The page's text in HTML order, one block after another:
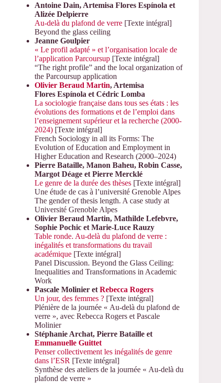
Antoine Dain, Artemisa Flores Espínola et
Alizée Delpierre
Au-delà du plafond de verre [Texte intégral]
Beyond the glass ceiling
Jeanne Goulpier
« Le profil adapté » et l’organisation locale de
l’application Parcoursup [Texte intégral]
“The right profile” and the local organization of
the Parcoursup application
Olivier Beraud Martin, Artemisa
Flores Espínola et Cédric Lomba
La sociologie française dans tous ses états : les
évolutions des formations et de l’emploi dans
l’enseignement supérieur et la recherche (2000-
2024) [Texte intégral]
French Sociology in all its Forms: The
Evolution of Education and Employment in
Higher Education and Research (2000–2024)
Pierre Bataille, Manon Baheu, Robin Casse,
Margot Déage et Pierre Mercklé
Le genre de la durée des thèses [Texte intégral]
Une étude de cas à l’université Grenoble Alpes
The gender of thesis length. A case study at
Université Grenoble Alpes
Olivier Beraud Martin, Mathilde Lefebvre,
Sophie Pochic et Marie-Luce Rauzy
Table ronde. Au-delà du plafond de verre :
inégalités et transformations du travail
académique [Texte intégral]
Panel Discussion. Beyond the Glass Ceiling:
Inequalities and Transformations in Academic
Work
Pascale Molinier et Rebecca Rogers
Un jour, des femmes ? [Texte intégral]
Plénière de la journée « Au-delà du plafond de
verre », avec Rebecca Rogers et Pascale
Molinier
Stéphanie Archat, Pierre Bataille et
Emmanuelle Guittet
Penser collectivement les inégalités de genre
dans l’ESR [Texte intégral]
Synthèse des ateliers de la journée « Au-delà du
plafond de verre »